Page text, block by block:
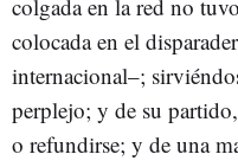
colgada en la red no
colocada en el
internacional–;
perplejo; y de su
o refundirse; y de una